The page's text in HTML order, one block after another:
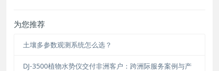
为您推荐
土壤多参数观测系统怎么选？
DJ-3500植物水势仪交付非洲客户：跨洲际服务案例与产